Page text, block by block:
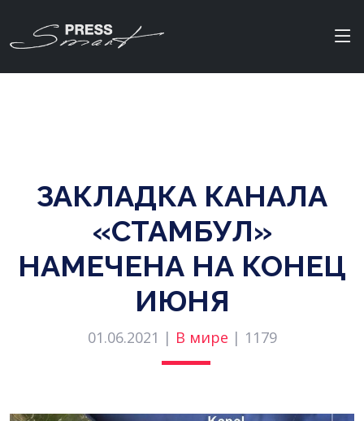
ЗАКЛАДКА КАНАЛА
«СТАМБУЛ»
НАМЕЧЕНА НА КОНЕЦ
ИЮНЯ
01.06.2021 | В мире | 1179